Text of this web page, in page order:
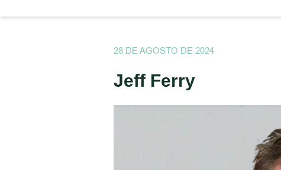
28 DE AGOSTO DE 2024
Jeff Ferry